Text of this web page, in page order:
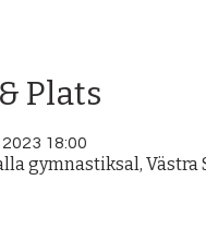
Plats
18:00
gymnastiksal, Västra